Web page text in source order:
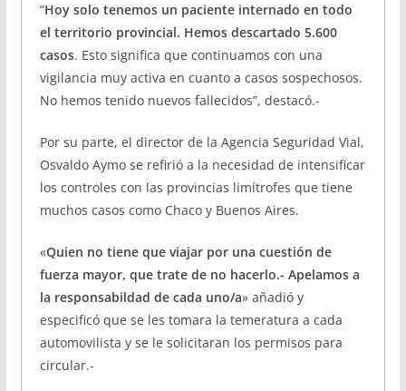
“Hoy solo tenemos un paciente internado en todo
el territorio provincial. Hemos descartado 5.600
casos. Esto significa que continuamos con una
vigilancia muy activa en cuanto a casos sospechosos.
No hemos tenido nuevos fallecidos”, destacó.-
Por su parte, el director de la Agencia Seguridad Vial,
Osvaldo Aymo se refirió a la necesidad de intensificar
los controles con las provincias limítrofes que tiene
muchos casos como Chaco y Buenos Aires.
«Quien no tiene que viajar por una cuestión de
fuerza mayor, que trate de no hacerlo.- Apelamos a
la responsabildad de cada uno/a» añadió y
especificó que se les tomara la temeratura a cada
automovilista y se le solicitaran los permisos para
circular.-